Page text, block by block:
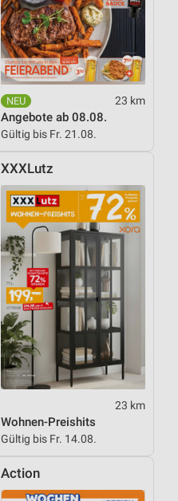
23 km
Angebote ab 08.08.
Gültig bis Fr. 21.08.
XXXLutz
23 km
Wohnen-Preishits
Gültig bis Fr. 14.08.
Action